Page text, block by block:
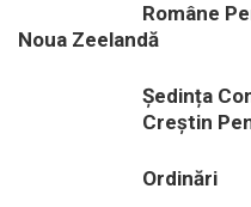
Române
Noua Zeelandă
Ședința
Creștin
Ordinări